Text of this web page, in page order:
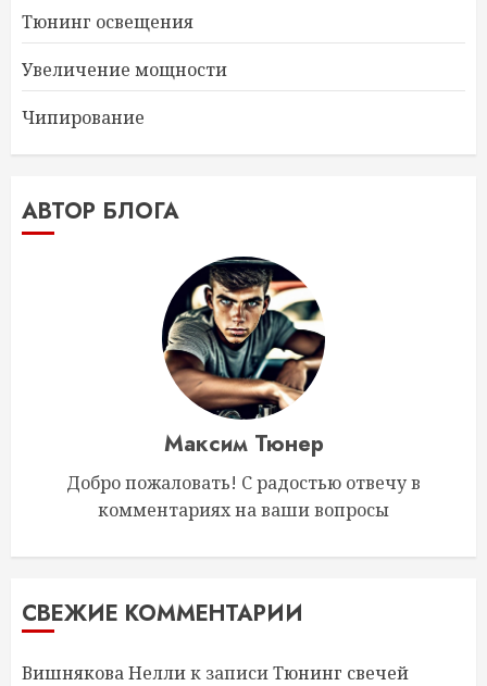
Тюнинг освещения
Увеличение мощности
Чипирование
АВТОР БЛОГА
Максим Тюнер
Добро пожаловать! С радостью отвечу в
комментариях на ваши вопросы
СВЕЖИЕ КОММЕНТАРИИ
Вишнякова Неллик записиТюнинг свечей